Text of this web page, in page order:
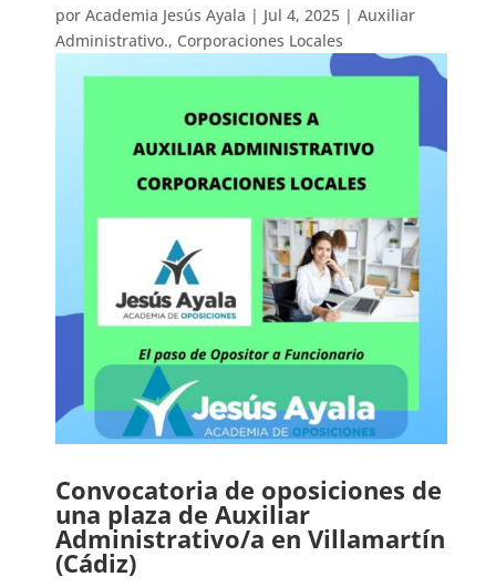
porAcademia Jesús Ayala | Jul 4, 2025 |Auxiliar
Administrativo., Corporaciones Locales
Convocatoria de oposiciones de
una plaza de Auxiliar
Administrativo/a en Villamartín
(Cádiz)